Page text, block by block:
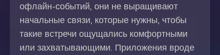
офлайн-событий, они не выращивают
начальные связи, которые нужны, чтобы
такие встречи ощущались комфортными
или захватывающими. Приложения вроде